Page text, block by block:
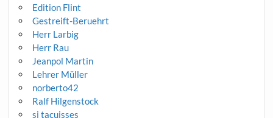
Edition Flint
Gestreift-Beruehrt
Herr Larbig
Herr Rau
Jeanpol Martin
Lehrer Müller
norberto42
Ralf Hilgenstock
si tacuisses